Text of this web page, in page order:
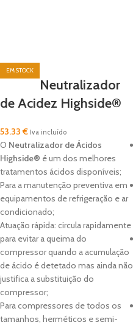
Neutralizador
de Acidez Highside®
53.33€ Iva incluído
O Neutralizador de Ácidos
Highside® é um dos melhores
tratamentos ácidos disponíveis;
Para a manutenção preventiva em
equipamentos de refrigeração e ar
condicionado;
Atuação rápida: circula rapidamente
para evitar a queima do
compressor quando a acumulação
de ácido é detetado mas ainda não
justifica a substituição do
compressor;
Para compressores de todos os
tamanhos, herméticos e semi-